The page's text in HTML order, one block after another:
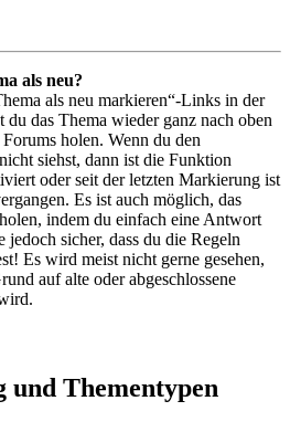
als neu?
als neu markieren“-Links in der
du das Thema wieder ganz nach oben
holen. Wenn du den
siehst, dann ist die Funktion
oder seit der letzten Markierung ist
Es ist auch möglich, das
indem du einfach eine Antwort
jedoch sicher, dass du die Regeln
Es wird meist nicht gerne gesehen,
auf alte oder abgeschlossene
Thementypen